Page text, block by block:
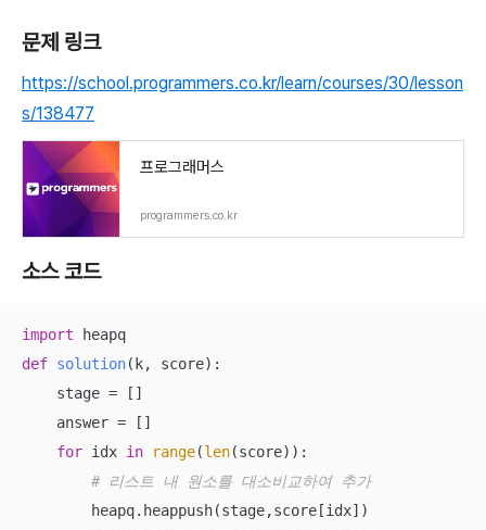
문제 링크
https://school.programmers.co.kr/learn/courses/30/lesson
s/138477
프로그래머스
programmers.co.kr
소스 코드
import
def solution( k, score):
    stage = []
    answer = []
for idx in range(len(score)):
# 리스트 내 원소를 대소비교하여 추가
        heapq.heappush(stage,score[idx])